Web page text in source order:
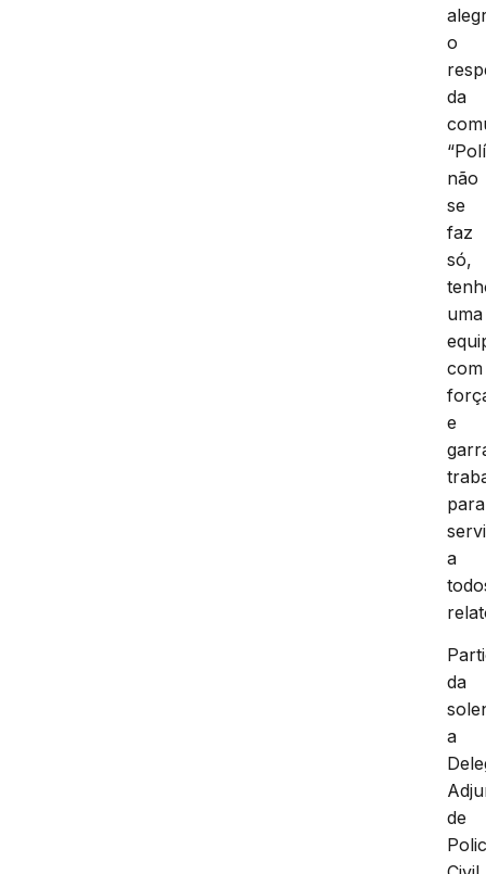
o
da
não
se
faz
só,
uma
com
e
para
a
da
a
de